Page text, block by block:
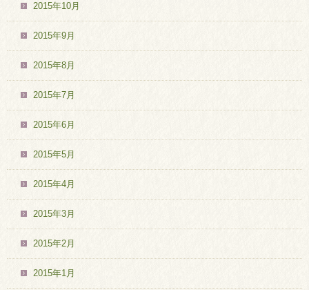
2015年10月
2015年9月
2015年8月
2015年7月
2015年6月
2015年5月
2015年4月
2015年3月
2015年2月
2015年1月